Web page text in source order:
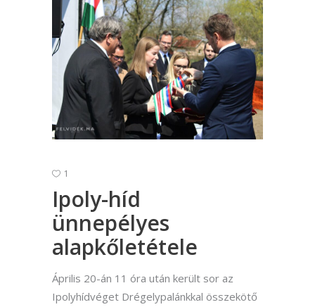
1
Ipoly-híd
ünnepélyes
alapkőletétele
Április 20-án 11 óra után került sor az
Ipolyhídvéget Drégelypalánkkal összekötő